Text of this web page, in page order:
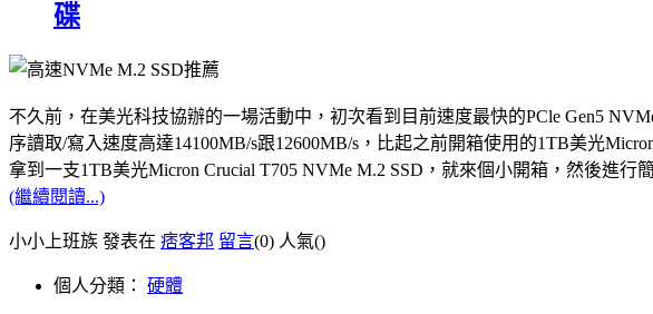
碟
不久前，在美光科技協辦的一場活動中，初次看到目前速度最快的PCle Gen5
序讀取/寫入速度高達14100MB/s跟12600MB/s，比起之前開箱使用的1TB美光
拿到一支1TB美光Micron Crucial T705 NVMe M.2 SSD，就來個小開箱，然後進行
(繼續閱讀...)
小小上班族 發表在 痞客邦 留言(0) 人氣()
個人分類： 硬體